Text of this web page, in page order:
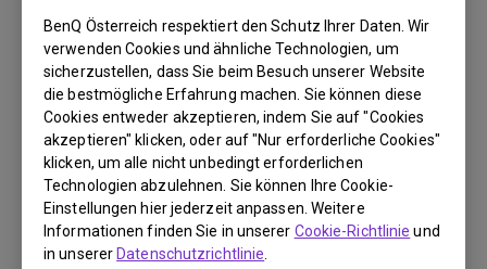
BenQ Österreich respektiert den Schutz Ihrer Daten. Wir
verwenden Cookies und ähnliche Technologien, um
sicherzustellen, dass Sie beim Besuch unserer Website
die bestmögliche Erfahrung machen. Sie können diese
Cookies entweder akzeptieren, indem Sie auf "Cookies
akzeptieren" klicken, oder auf "Nur erforderliche Cookies"
klicken, um alle nicht unbedingt erforderlichen
Technologien abzulehnen. Sie können Ihre Cookie-
Einstellungen hier jederzeit anpassen. Weitere
Informationen finden Sie in unserer Cookie-Richtlinie und
in unsererDatenschutzrichtlinie
Wie kann ich Flimmern auf einem externen
Mac M1/M2-Monitor beheben?
Muss ich den WHQL-Treiber (Windows
Hardware Quality Labs) in Windows für
meinen BenQ-Monitor installieren? Gibt es
eine aktualisierte Version des WHQL-
Treibers?